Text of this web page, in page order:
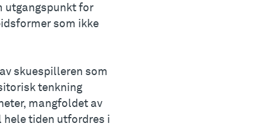
utgangspunkt for
som ikke
skuespilleren som
tenkning
mangfoldet av
tiden utfordres i